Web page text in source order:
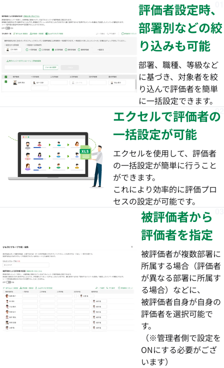
評価者設定時、
部署別などの絞
り込みも可能
部署、職種、等級など
に基づき、対象者を絞
り込んで評価者を簡単
に一括設定できます。
02
エクセルで評価者の
一括設定が可能
エクセルを使用して、評価者
の一括設定が簡単に行うこと
ができます。
これにより効率的に評価プロ
セスの設定が可能です。
03
被評価者から
評価者を指定
被評価者が複数部署に
所属する場合（評価者
が異なる部署に所属す
る場合）などに、
被評価者自身が自身の
評価者を選択可能で
す。
（※管理者側で設定を
ONにする必要がござ
います）